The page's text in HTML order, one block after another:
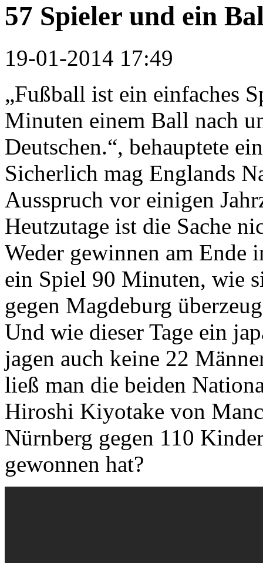
57 Spieler und ein
19-01-2014 17:49
„Fußball ist ein einfaches
Minuten einem Ball nach
Deutschen.“, behauptete
Sicherlich mag Englands
Ausspruch vor einigen
Heutzutage ist die Sache
Weder gewinnen am Ende
ein Spiel 90 Minuten, wie
gegen Magdeburg
Und wie dieser Tage ein
jagen auch keine 22
ließ man die beiden
Hiroshi Kiyotake von
Nürnberg gegen 110
gewonnen hat?